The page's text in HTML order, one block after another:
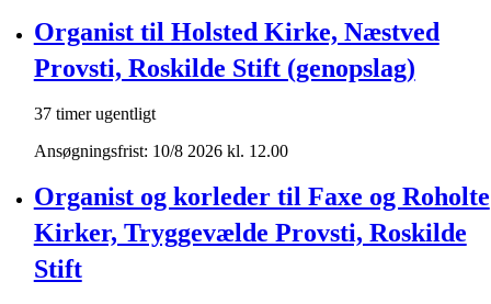
Organist til Holsted Kirke, Næstved
Provsti, Roskilde Stift (genopslag)
37 timer ugentligt
Ansøgningsfrist: 10/8 2026 kl. 12.00
Organist og korleder til Faxe og Roholte
Kirker, Tryggevælde Provsti, Roskilde
Stift